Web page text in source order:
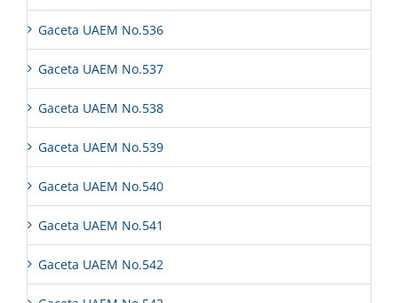
Gaceta UAEM No.536
Gaceta UAEM No.537
Gaceta UAEM No.538
Gaceta UAEM No.539
Gaceta UAEM No.540
Gaceta UAEM No.541
Gaceta UAEM No.542